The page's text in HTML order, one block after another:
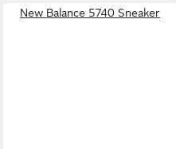
New Balance 5740 Sneaker